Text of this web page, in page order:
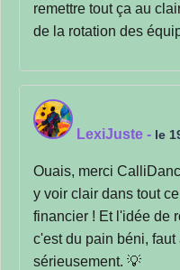
remettre tout ça au
de la rotation des
LexiJuste - le
Ouais, merci
y voir clair dans tout
financier ! Et l'idée de
c'est du pain béni,
sérieusement. 💡